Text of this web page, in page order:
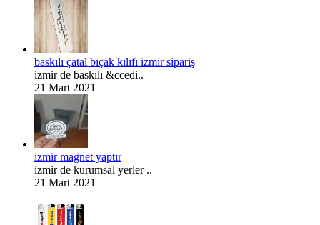
baskılı çatal bıçak kılıfı izmir sipariş
izmir de baskılı &ccedi..
21 Mart 2021
izmir magnet yaptır
izmir de kurumsal yerler ..
21 Mart 2021